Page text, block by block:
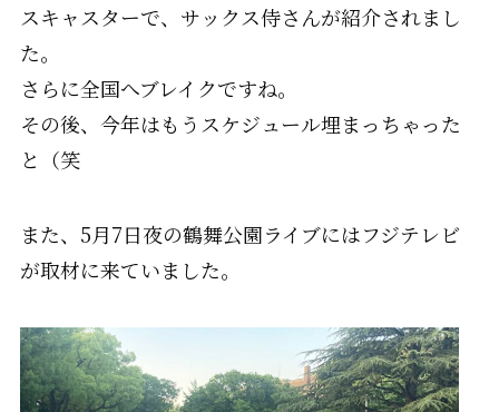
スキャスターで、サックス侍さんが紹介されまし
た。
さらに全国へブレイクですね。
その後、今年はもうスケジュール埋まっちゃった
と（笑
また、5月7日夜の鶴舞公園ライブにはフジテレビ
が取材に来ていました。